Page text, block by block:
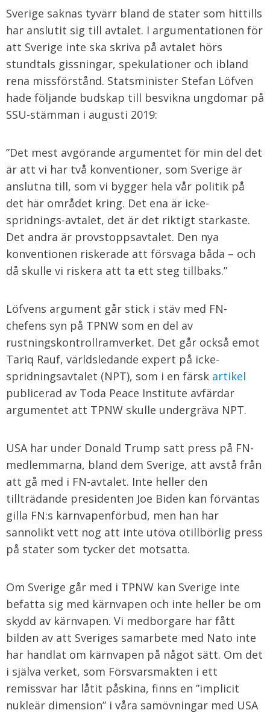
Sverige saknas tyvärr bland de stater som hittills
har anslutit sig till avtalet. I argumentationen för
att Sverige inte ska skriva på avtalet hörs
stundtals gissningar, spekulationer och ibland
rena missförstånd. Statsminister Stefan Löfven
hade följande budskap till besvikna ungdomar på
SSU-stämman i augusti 2019:
”Det mest avgörande argumentet för min del det
är att vi har två konventioner, som Sverige är
anslutna till, som vi bygger hela vår politik på
det här området kring. Det ena är icke-
spridnings-avtalet, det är det riktigt starkaste.
Det andra är provstoppsavtalet. Den nya
konventionen riskerade att försvaga båda – och
då skulle vi riskera att ta ett steg tillbaks.”
Löfvens argument går stick i stäv med FN-
chefens syn på TPNW som en del av
rustningskontrollramverket. Det går också emot
Tariq Rauf, världsledande expert på icke-
spridningsavtalet (NPT), som i en färsk artikel
publicerad av Toda Peace Institute avfärdar
argumentet att TPNW skulle undergräva NPT.
USA har under Donald Trump satt press på FN-
medlemmarna, bland dem Sverige, att avstå från
att gå med i FN-avtalet. Inte heller den
tillträdande presidenten Joe Biden kan förväntas
gilla FN:s kärnvapenförbud, men han har
sannolikt vett nog att inte utöva otillbörlig press
på stater som tycker det motsatta.
Om Sverige går med i TPNW kan Sverige inte
befatta sig med kärnvapen och inte heller be om
skydd av kärnvapen. Vi medborgare har fått
bilden av att Sveriges samarbete med Nato inte
har handlat om kärnvapen på något sätt. Om det
i själva verket, som Försvarsmakten i ett
remissvar har låtit påskina, finns en ”implicit
nukleär dimension” i våra samövningar med USA